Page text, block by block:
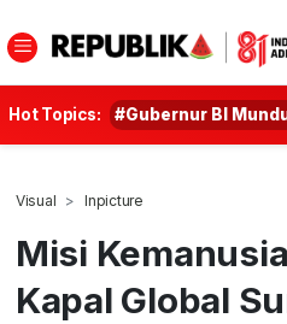
Hot Topics: #Gubernur BI
Visual Inpicture
Misi
Kapal Global